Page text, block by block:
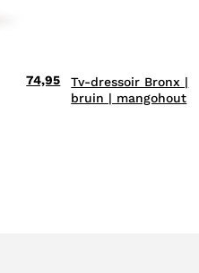
74,95
Tv-dressoir Bronx |
bruin | mangohout